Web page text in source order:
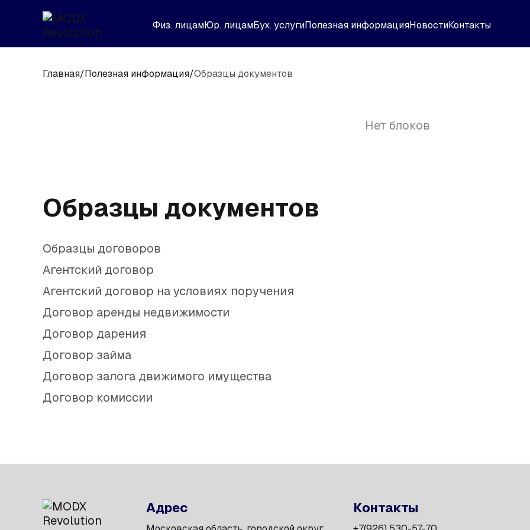
Физ. лицамЮр. лицамБух. услугиПолезная информацияНовостиКонтакты
Главная/Полезная информация/Образцы документов
Нет блоков
Образцы документов
Образцы договоров
Агентский договор
Агентский договор на условиях поручения
Договор аренды недвижимости
Договор дарения
Договор займа
Договор залога движимого имущества
Договор комиссии
Адрес Контакты